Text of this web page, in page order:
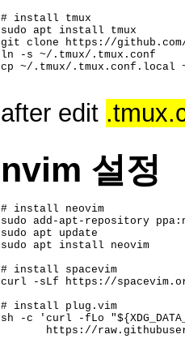
# install tmux
sudo apt install tmux
git clone https://
ln -s ~/.tmux/.tmux.conf
cp ~/.tmux/.tmux.conf.local
after edit
nvim 설정
# install neovim
sudo add-apt-repository
sudo apt update
sudo apt install neovim
# install spacevim
curl -sLf https://
# install plug.vim
sh -c 'curl -fLo